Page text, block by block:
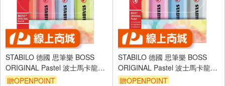
STABILO 德國 思筆樂 BOSS
ORIGINAL Pastel 波士馬卡龍色
經典螢光筆 4色組 /盒 ST70/4-3
贈OPENPOINT
STABILO 德國 思筆樂 BOSS
ORIGINAL Pastel 波士馬卡龍色
經典螢光筆 4色組 /盒 ST70/4-4
贈OPENPOINT